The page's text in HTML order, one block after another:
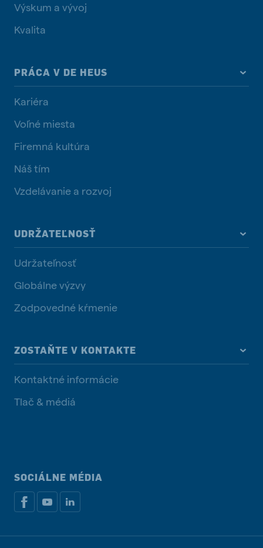
Výskum a vývoj
Kvalita
PRÁCA V DE HEUS
Kariéra
Voľné miesta
Firemná kultúra
Náš tím
Vzdelávanie a rozvoj
UDRŽATEĽNOSŤ
Udržateľnosť
Globálne výzvy
Zodpovedné kŕmenie
ZOSTAŇTE V KONTAKTE
Kontaktné informácie
Tlač & médiá
SOCIÁLNE MÉDIA